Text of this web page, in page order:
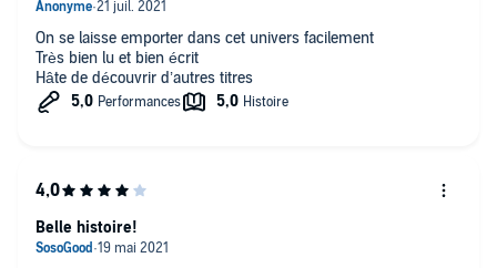
On se laisse emporter dans cet univers facilement
Très bien lu et bien écrit
Hâte de découvrir d’autres titres
Belle histoire!